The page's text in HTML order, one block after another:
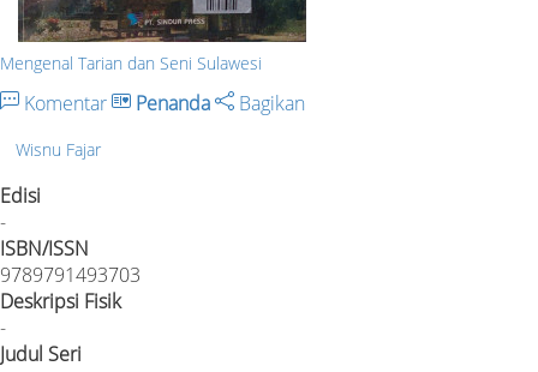
Mengenal Tarian dan Seni Sulawesi
Komentar Penanda Bagikan
Wisnu Fajar
Edisi
-
ISBN/ISSN
9789791493703
Deskripsi Fisik
-
Judul Seri